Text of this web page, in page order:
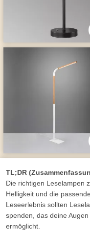
TL;DR
Die richtigen Leselampen
Helligkeit und die
Leseerlebnis sollten
spenden, das deine
ermöglicht.